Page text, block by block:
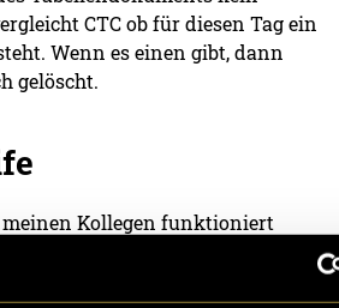
CTC ob für diesen Tag ein
Wenn es einen gibt, dann
gelöscht.
meinen Kollegen funktioniert